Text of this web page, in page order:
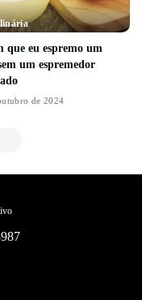
que eu espremo um
um espremedor
de 2024